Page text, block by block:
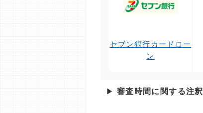
セブン銀行カードロー
ン
▶ 審査時間に関する注釈